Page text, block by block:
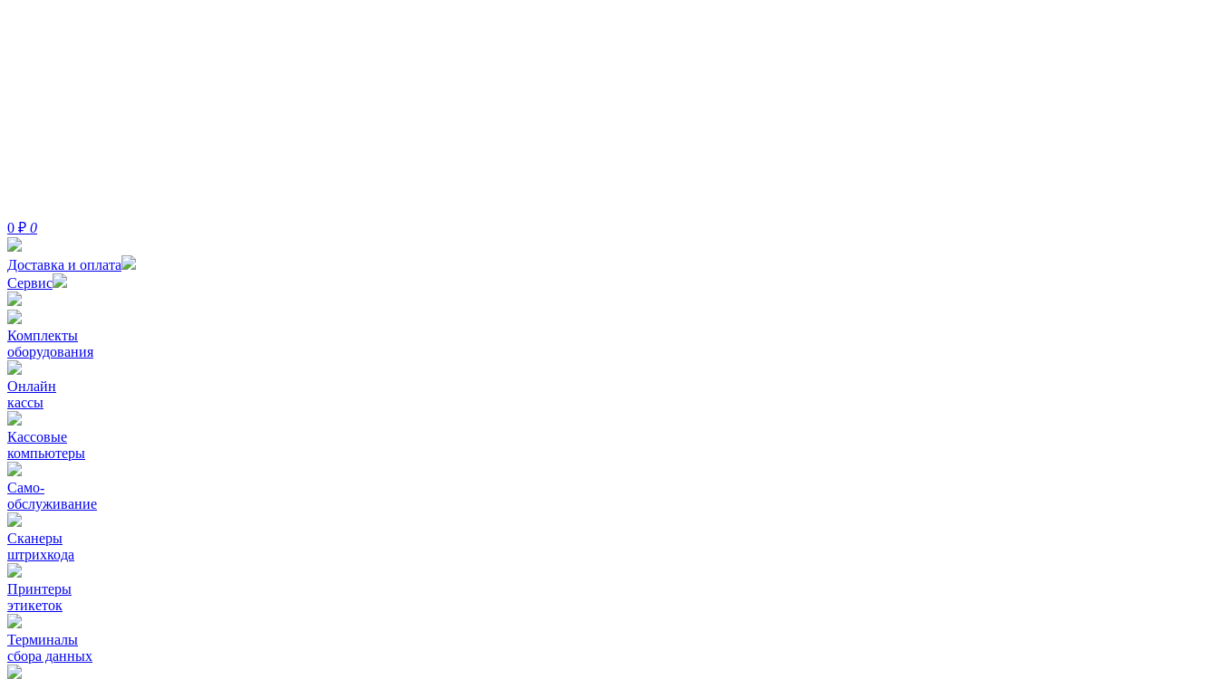
0 ₽ 0
Доставка и оплата
Сервис
Комплекты
оборудования
Онлайн
кассы
Кассовые
компьютеры
Само-
обслуживание
Сканеры
штрихкода
Принтеры
этикеток
Терминалы
сбора данных